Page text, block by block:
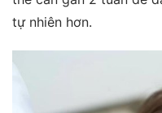
tự nhiên hơn.